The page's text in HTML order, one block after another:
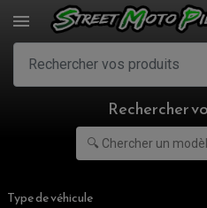
Rechercher
Type de véhicule